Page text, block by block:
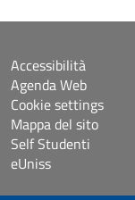
Accessibilità
Agenda Web
Cookie settings
Mappa del sito
Self Studenti
eUniss